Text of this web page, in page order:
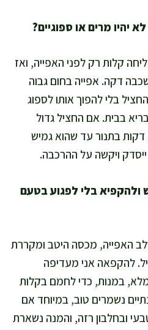
קלות רק לפני האפייה, ואז
דקה. אפייה בחום גבוה
בלי להפוך אותו לספוג
בבית. אם החציל גדול
מאוד, אני נותנת לו עוד 3–5 דקות בתנור עד שהוא גמיש
ויקשה על ההרכבה.
ולהקפיא בלי לפגוע בטעם
האפייה, מכסה היטב ומקררת
להקפאה אני מעדיפה
מלא, במנות, כדי לחמם בקלות
נשמרים טוב, במיוחד אם
ובחלבון רזה, והמנה נשארת